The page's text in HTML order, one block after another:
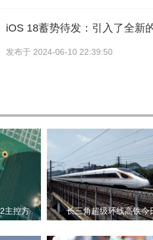
iOS 18蓄势待发：引入了全新
发布于 2024-06-10 22:39:50
主控方 长三角超级环线高铁今